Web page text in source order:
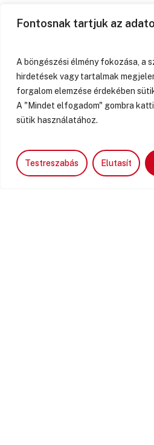
Fontosnak tartjuk az
A böngészési élmény fokozása, a
hirdetések vagy tartalmak
forgalom elemzése érdekében
A "Mindet elfogadom" gombra
sütik használatához.
Testreszabás Elutasít
brought my vision
have imagined!”
Josh Margolis